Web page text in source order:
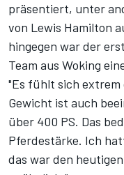
präsentiert, unter
von Lewis Hamilton
hingegen war der
Team aus Woking
"Es fühlt sich
Gewicht ist auch
über 400 PS. Das
Pferdestärke. Ich
das war den